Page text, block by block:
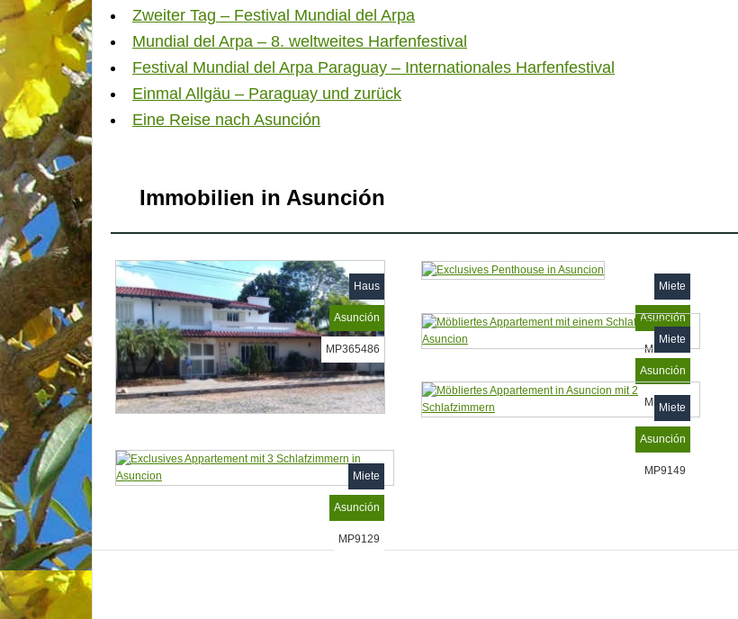
Zweiter Tag – Festival Mundial del Arpa
Mundial del Arpa – 8. weltweites Harfenfestival
Festival Mundial del Arpa Paraguay – Internationales Harfenfestival
Einmal Allgäu – Paraguay und zurück
Eine Reise nach Asunción
Immobilien in Asunción
Haus
Asunción
MP365486
Miete
Asunción
MP9177
Miete
Asunción
MP9166
Miete
Asunción
MP9149
Miete
Asunción
MP9129